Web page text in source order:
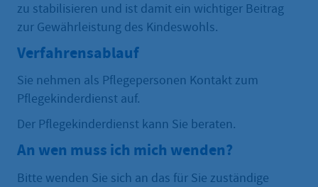
zu stabilisieren und ist damit ein wichtiger Beitrag
zur Gewährleistung des Kindeswohls.
Verfahrensablauf
Sie nehmen als Pflegepersonen Kontakt zum
Pflegekinderdienst auf.
Der Pflegekinderdienst kann Sie beraten.
An wen muss ich mich wenden?
Bitte wenden Sie sich an das für Sie zuständige